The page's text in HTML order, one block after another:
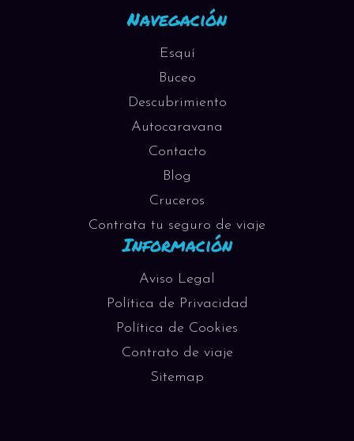
Navegación
Esquí
Buceo
Descubrimiento
Autocaravana
Contacto
Blog
Cruceros
Contrata tu seguro de viaje
Información
Aviso Legal
Política de Privacidad
Política de Cookies
Contrato de viaje
Sitemap